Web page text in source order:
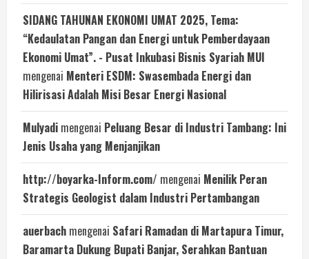
SIDANG TAHUNAN EKONOMI UMAT 2025, Tema:
“Kedaulatan Pangan dan Energi untuk Pemberdayaan
Ekonomi Umat”. - Pusat Inkubasi Bisnis Syariah MUI
mengenai Menteri ESDM: Swasembada Energi dan
Hilirisasi Adalah Misi Besar Energi Nasional
Mulyadi mengenai Peluang Besar di Industri Tambang: Ini
Jenis Usaha yang Menjanjikan
http://boyarka-Inform.com/ mengenai Menilik Peran
Strategis Geologist dalam Industri Pertambangan
auerbach mengenai Safari Ramadan di Martapura Timur,
Baramarta Dukung Bupati Banjar, Serahkan Bantuan